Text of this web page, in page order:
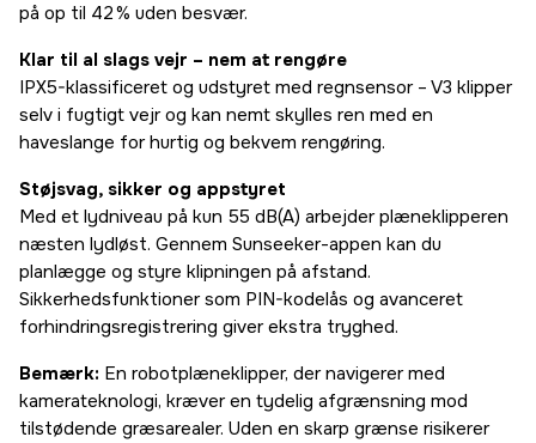
på op til 42 % uden besvær.
Klar til al slags vejr – nem at rengøre
IPX5-klassificeret og udstyret med regnsensor – V3 klipper
selv i fugtigt vejr og kan nemt skylles ren med en
haveslange for hurtig og bekvem rengøring.
Støjsvag, sikker og appstyret
Med et lydniveau på kun 55 dB(A) arbejder plæneklipperen
næsten lydløst. Gennem Sunseeker-appen kan du
planlægge og styre klipningen på afstand.
Sikkerhedsfunktioner som PIN-kodelås og avanceret
forhindringsregistrering giver ekstra tryghed.
Bemærk: En robotplæneklipper, der navigerer med
kamerateknologi, kræver en tydelig afgrænsning mod
tilstødende græsarealer. Uden en skarp grænse risikerer